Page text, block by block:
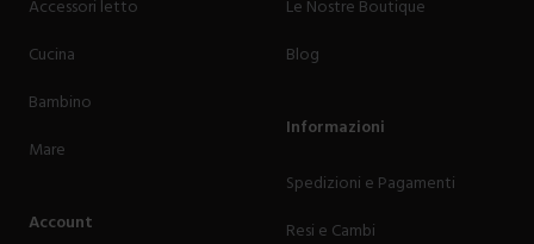
Accessori letto
Cucina
Bambino
Mare
Account
Le Nostre Boutique
Blog
Informazioni
Spedizioni e Pagamenti
Resi e Cambi